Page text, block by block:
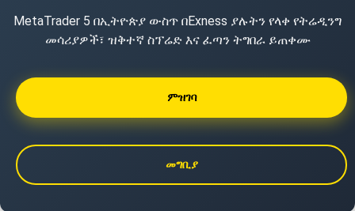
MetaTrader 5 በኢትዮጵያ ውስጥ በExness ያሉትን የላቀ የትሬዲንግ
መሳሪያዎች፣ ዝቅተኛ ስፕሬድ እና ፈጣን ትግበራ ይጠቀሙ
ምዝገባ
መግቢያ